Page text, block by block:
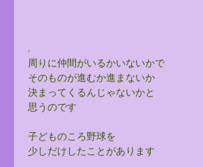
.
周りに仲間がいるかいないかで
そのものが進むか進まないか
決まってくるんじゃないかと
思うのです
子どものころ野球を
少しだけしたことがあります